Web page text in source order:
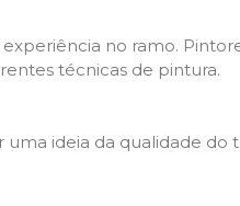
no ramo.
técnicas de pintura.
ideia da qualidade